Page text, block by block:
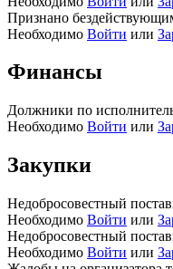
Признано
Необходимо Войти или
Финансы
Должники по
Необходимо Войти или
Закупки
Недобросовестный
Необходимо Войти или
Недобросовестный
Необходимо Войти или